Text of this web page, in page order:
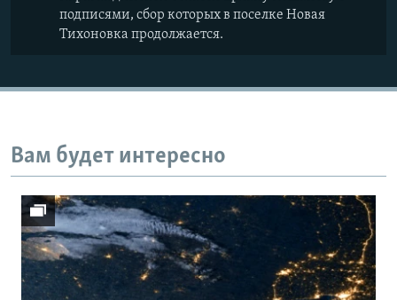
подписями, сбор которых в поселке Новая
Тихоновка продолжается.
Вам будет интересно